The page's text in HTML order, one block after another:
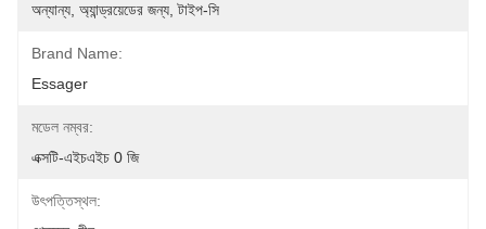
অন্যান্য, অ্যান্ড্রয়েডের জন্য, টাইপ-সি
Brand Name:
Essager
মডেল নম্বর:
এক্সটি-এইচএইচ 0 জি
উৎপত্তিস্থল: